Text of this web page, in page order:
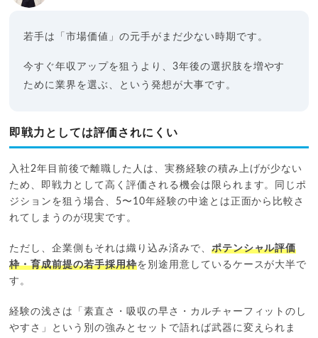
若手は「市場価値」の元手がまだ少ない時期です。
今すぐ年収アップを狙うより、3年後の選択肢を増やす
ために業界を選ぶ、という発想が大事です。
即戦力としては評価されにくい
入社2年目前後で離職した人は、実務経験の積み上げが少ない
ため、即戦力として高く評価される機会は限られます。同じポ
ジションを狙う場合、5〜10年経験の中途とは正面から比較さ
れてしまうのが現実です。
ただし、企業側もそれは織り込み済みで、 ポテンシャル評価
枠・育成前提の若手採用枠を別途用意しているケースが大半で
す。
経験の浅さは「素直さ・吸収の早さ・カルチャーフィットのし
やすさ」という別の強みとセットで語れば武器に変えられま